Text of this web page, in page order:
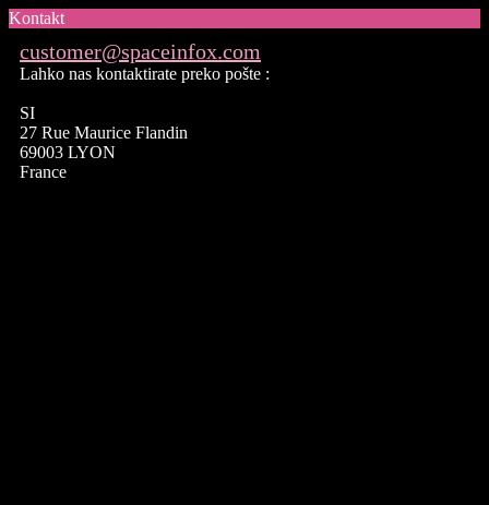
Kontakt
customer@spaceinfox.com
Lahko nas kontaktirate preko pošte :
SI
27 Rue Maurice Flandin
69003 LYON
France